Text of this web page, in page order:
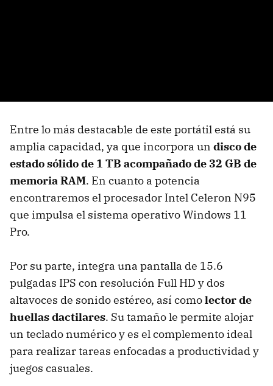
Entre lo más destacable de este portátil está su
amplia capacidad, ya que incorpora un disco de
estado sólido de 1 TB acompañado de 32 GB de
memoria RAM. En cuanto a potencia
encontraremos el procesador Intel Celeron N95
que impulsa el sistema operativo Windows 11
Pro.
Por su parte, integra una pantalla de 15.6
pulgadas IPS con resolución Full HD y dos
altavoces de sonido estéreo, así comolector de
huellas dactilares. Su tamaño le permite alojar
un teclado numérico y es el complemento ideal
para realizar tareas enfocadas a productividad y
juegos casuales.